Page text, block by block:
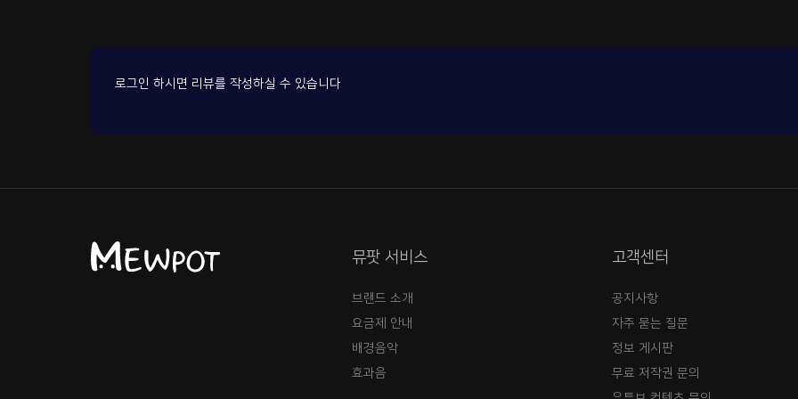
로그인 하시면 리뷰를 작성하실 수 있습니다
뮤팟 서비스
브랜드 소개
요금제 안내
배경음악
효과음
고객센터
공지사항
자주 묻는 질문
정보 게시판
무료 저작권 문의